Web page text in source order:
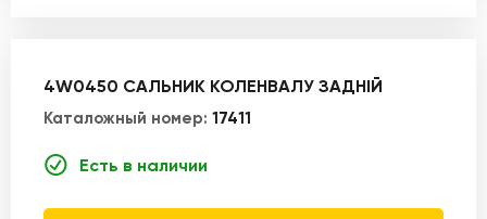
4W0450 САЛЬНИК КОЛЕНВАЛУ ЗАДНІЙ
Каталожный номер: 17411
Есть в наличии